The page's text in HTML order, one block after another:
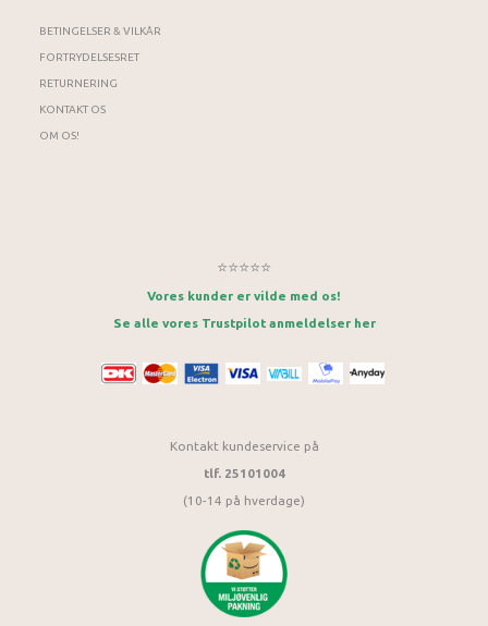
BETINGELSER & VILKÅR
FORTRYDELSESRET
RETURNERING
KONTAKT OS
OM OS!
⭐⭐⭐⭐⭐
Vores kunder er vilde med os!
Se alle vores Trustpilot anmeldelser her
Kontakt kundeservice på
tlf. 25101004
(10-14 på hverdage)